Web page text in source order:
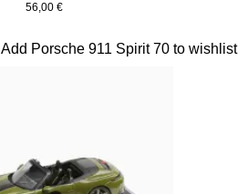
56,00 €
Add Porsche 911 Spirit 70 to wishlist